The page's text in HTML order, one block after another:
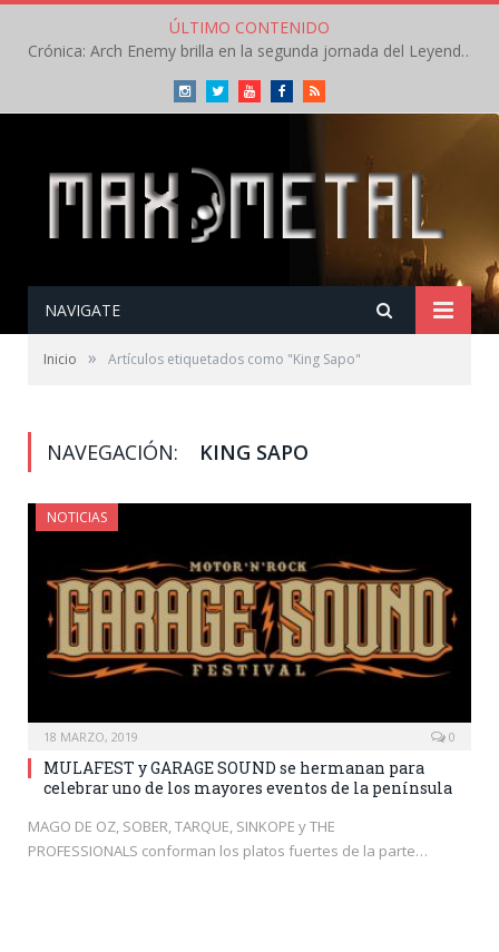
ÚLTIMO CONTENIDO
Crónica: Arch Enemy brilla en la segunda jornada del Leyendas del Rock – Jueves – Agosto 2026
InstagramTwitterYoutubeFacebookRSS
NAVIGATE
Inicio » Artículos etiquetados como "King Sapo"
NAVEGACIÓN: KING SAPO
NOTICIAS
18 MARZO, 2019 0
MULAFEST y GARAGE SOUND se hermanan para
celebrar uno de los mayores eventos de la península
MAGO DE OZ, SOBER, TARQUE, SINKOPE y THE
PROFESSIONALS conforman los platos fuertes de la parte…